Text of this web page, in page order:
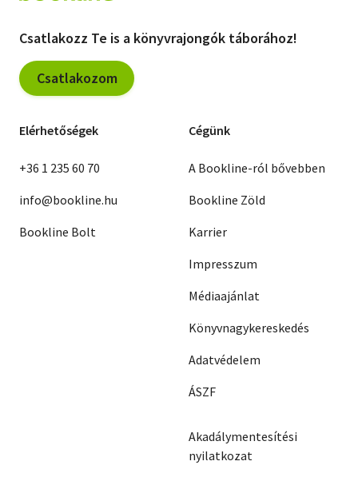
Csatlakozz Te is a könyvrajongók táborához!
Csatlakozom
Elérhetőségek
+36 1 235 60 70
info@bookline.hu
Bookline Bolt
Cégünk
A Bookline-ról bővebben
Bookline Zöld
Karrier
Impresszum
Médiaajánlat
Könyvnagykereskedés
Adatvédelem
ÁSZF
Akadálymentesítési
nyilatkozat